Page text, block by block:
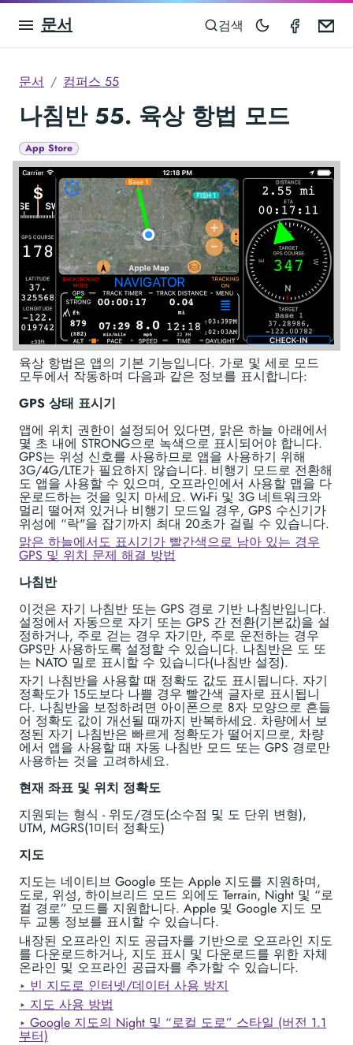
문서 검색
문서 컴퍼스 55
나침반 55. 육상 항법 모드
App Store
육상 항법은 앱의 기본 기능입니다. 가로 및 세로 모드
모두에서 작동하며 다음과 같은 정보를 표시합니다:
GPS 상태 표시기
앱에 위치 권한이 설정되어 있다면, 맑은 하늘 아래에서
몇 초 내에 STRONG으로 녹색으로 표시되어야 합니다.
GPS는 위성 신호를 사용하므로 앱을 사용하기 위해
3G/4G/LTE가 필요하지 않습니다. 비행기 모드로 전환해
도 앱을 사용할 수 있으며, 오프라인에서 사용할 맵을 다
운로드하는 것을 잊지 마세요. Wi-Fi 및 3G 네트워크와
멀리 떨어져 있거나 비행기 모드일 경우, GPS 수신기가
위성에 “락"을 잡기까지 최대 20초가 걸릴 수 있습니다.
맑은 하늘에서도 표시기가 빨간색으로 남아 있는 경우
GPS 및 위치 문제 해결 방법
나침반
이것은 자기 나침반 또는 GPS 경로 기반 나침반입니다.
설정에서 자동으로 자기 또는 GPS 간 전환(기본값)을 설
정하거나, 주로 걷는 경우 자기만, 주로 운전하는 경우
GPS만 사용하도록 설정할 수 있습니다. 나침반은 도 또
는 NATO 밀로 표시할 수 있습니다(나침반 설정).
자기 나침반을 사용할 때 정확도 값도 표시됩니다. 자기
정확도가 15도보다 나쁠 경우 빨간색 글자로 표시됩니
다. 나침반을 보정하려면 아이폰으로 8자 모양으로 흔들
어 정확도 값이 개선될 때까지 반복하세요. 차량에서 보
정된 자기 나침반은 빠르게 정확도가 떨어지므로, 차량
에서 앱을 사용할 때 자동 나침반 모드 또는 GPS 경로만
사용하는 것을 고려하세요.
현재 좌표 및 위치 정확도
지원되는 형식 - 위도/경도(소수점 및 도 단위 변형),
UTM, MGRS(1미터 정확도)
지도
지도는 네이티브 Google 또는 Apple 지도를 지원하며,
도로, 위성, 하이브리드 모드 외에도 Terrain, Night 및 “로
컬 경로” 모드를 지원합니다. Apple 및 Google 지도 모
두 교통 정보를 표시할 수 있습니다.
내장된 오프라인 지도 공급자를 기반으로 오프라인 지도
를 다운로드하거나, 지도 표시 및 다운로드를 위한 자체
온라인 및 오프라인 공급자를 추가할 수 있습니다.
‣ 빈 지도로 인터넷/데이터 사용 방지
‣ 지도 사용 방법
‣ Google 지도의 Night 및 “로컬 도로” 스타일 (버전 1.1
부터)